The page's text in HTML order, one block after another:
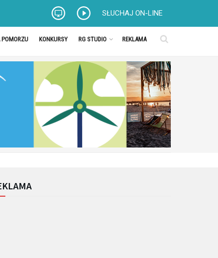
SŁUCHAJ ON-LINE
KONKURSY RG STUDIO REKLAMA